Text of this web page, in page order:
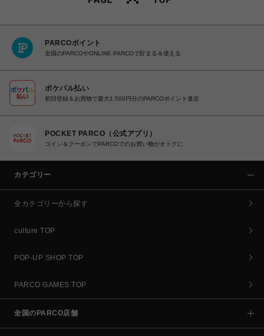
PARCOポイント
全国のPARCOやONLINE PARCOで貯まる＆使える
ポケパル払い
初回登録＆お買物で最大1,500円分のPARCOポイント進呈
POCKET PARCO（公式アプリ）
コイン＆クーポンでPARCOでのお買い物がオトクに
カテゴリー
全カテゴリーから探す
culture TOP
POP-UP SHOP TOP
PARCO GAMES TOP
全国のPARCO店舗